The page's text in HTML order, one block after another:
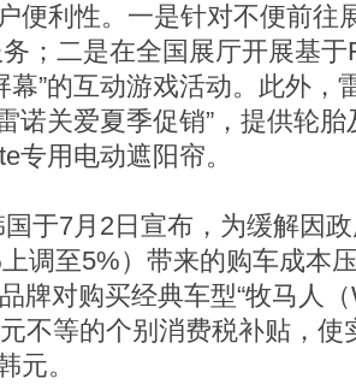
便利性。一是针对不便前往
；二是在全国展厅开展基
幕”的互动游戏活动。此外，
诺关爱夏季促销”，提供轮
专用电动遮阳帘。
于7月2日宣布，为缓解因
调至5%）带来的购车成本
牌对购买经典车型“牧马人
不等的个别消费税补贴，
元。